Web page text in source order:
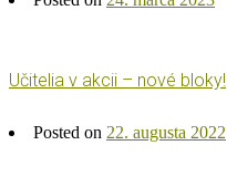
Učitelia v akcii – nové bloky!
Posted on 22. augusta 2022